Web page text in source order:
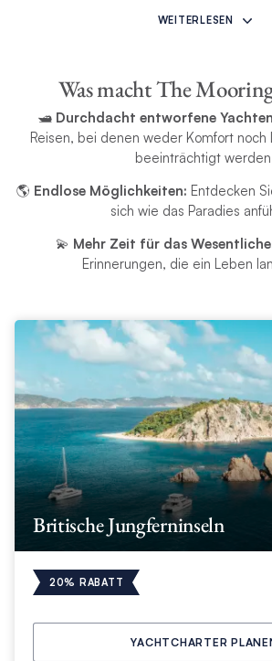
allen Basen, 19. April–5. Mai 2025 für Antigua, 28.
zurückgezogen werden.
Das Angebot gilt für Charterstarts vom 4. März bis 11.
für Segelyachtcharter- und Motoryachtcharter. Dieses
Neubuchungen verfügbar und erfordert eine bestätigte
Der Rabatt muss zum Zeitpunkt der Buchung
nachträglich gewährt werden.
WEITERLESEN
Was macht The
🛥️ Durchdacht entworfene
Reisen, bei denen weder Komfort noch
beeinträchtigt
🌎 Endlose Möglichkeiten: Entdecken
sich wie das Paradies
💫 Mehr Zeit für das
Erinnerungen, die ein Leben
Britische Jungferninseln
20% RABATT
YACHTCHARTER